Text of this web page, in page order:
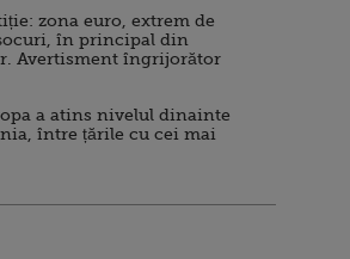
zona euro, extrem de
în principal din
Avertisment îngrijorător
a atins nivelul dinainte
între țările cu cei mai